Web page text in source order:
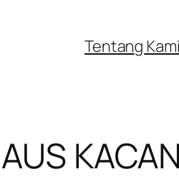
Tentang Kami